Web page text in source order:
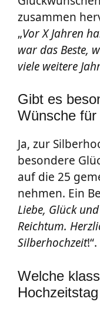
zusammen
„Vor X Jahren
war das Beste,
viele weitere
Gibt es
Wünsche
Ja, zur
besondere
auf die 25
nehmen. Ein
Liebe, Glück
Reichtum.
Silberhochzeit!“.
Welche